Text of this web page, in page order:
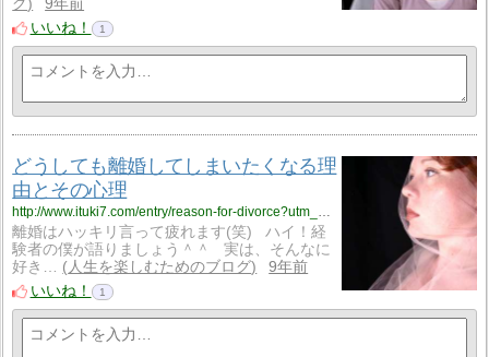
グ
9年前
いいね！
1
どうしても離婚してしまいたくなる理
由とその心理
http://www.ituki7.com/entry/reason-for-divorce?utm_source=feed
離婚はハッキリ言って疲れます(笑) ハイ！経
験者の僕が語りましょう＾＾ 実は、そんなに
好き…
人生を楽しむためのブログ
9年前
いいね！
1